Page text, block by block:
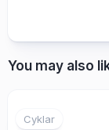
You may also
Cyklar